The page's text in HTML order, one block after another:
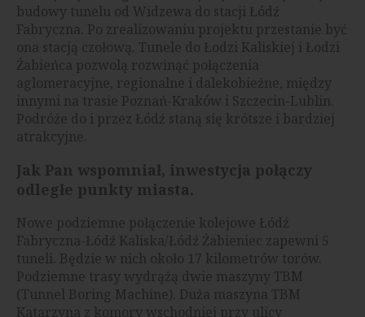
budowy tunelu od Widzewa do stacji Łódź
Fabryczna. Po zrealizowaniu projektu przestanie być
ona stacją czołową. Tunele do Łodzi Kaliskiej i Łodzi
Żabieńca pozwolą rozwinąć połączenia
aglomeracyjne, regionalne i dalekobieżne, między
innymi na trasie Poznań-Kraków i Szczecin-Lublin.
Podróże do i przez Łódź staną się krótsze i bardziej
atrakcyjne.
Jak Pan wspomniał, inwestycja połączy
odległe punkty miasta.
Nowe podziemne połączenie kolejowe Łódź
Fabryczna-Łódź Kaliska/Łódź Żabieniec zapewni 5
tuneli. Będzie w nich około 17 kilometrów torów.
Podziemne trasy wydrążą dwie maszyny TBM
(Tunnel Boring Machine). Duża maszyna TBM
Katarzyna z komory wschodniej przy ulicy